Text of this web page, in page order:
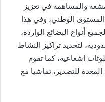
والمساهمة في تعزيز
المستوى الوطني، وفي هذا
أنواع البضائع الواردة،
لتحديد تراكيز النشاط
إشعاعية، كما تقوم
للتصدير، تماشيا مع